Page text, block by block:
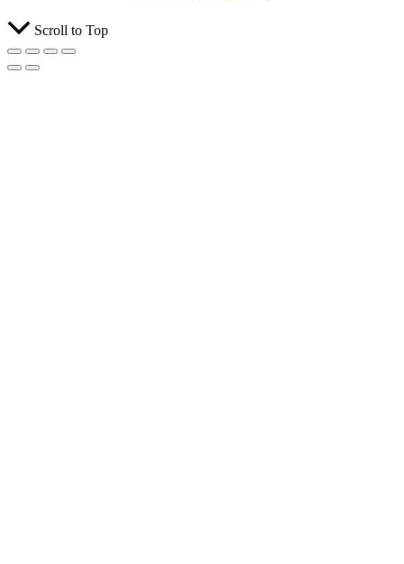
Scroll to Top